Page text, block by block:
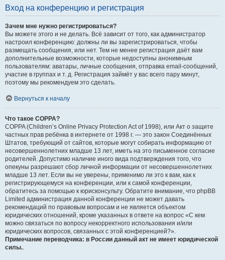
Вход на конференцию и регистрация
Зачем мне нужно регистрироваться?
Вы можете этого и не делать. Всё зависит от того, как администратор
настроил конференцию: должны ли вы зарегистрироваться, чтобы
размещать сообщения, или нет. Тем не менее регистрация даёт вам
дополнительные возможности, которые недоступны анонимным
пользователям: аватары, личные сообщения, отправка email-сообщений,
участие в группах и т. д. Регистрация займёт у вас всего пару минут,
поэтому мы рекомендуем это сделать.
Вернуться к началу
Что такое COPPA?
COPPA (Children’s Online Privacy Protection Act of 1998), или Акт о защите
частных прав ребёнка в интернете от 1998 г. — это закон Соединённых
Штатов, требующий от сайтов, которые могут собирать информацию от
несовершеннолетних младше 13 лет, иметь на это письменное согласие
родителей. Допустимо наличие иного вида подтверждения того, что
опекуны разрешают сбор личной информации от несовершеннолетних
младше 13 лет. Если вы не уверены, применимо ли это к вам, как к
регистрирующемуся на конференции, или к самой конференции,
обратитесь за помощью к юрисконсульту. Обратите внимание, что phpBB
Limited администрация данной конференции не может давать
рекомендаций по правовым вопросам и не является объектом
юридических отношений, кроме указанных в ответе на вопрос «С кем
можно связаться по вопросу некорректного использования и/или
юридических вопросов, связанных с этой конференцией?».
Примечание переводчика: в России данный акт не имеет юридической
силы..